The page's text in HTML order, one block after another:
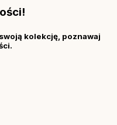
kolekcję, poznawaj